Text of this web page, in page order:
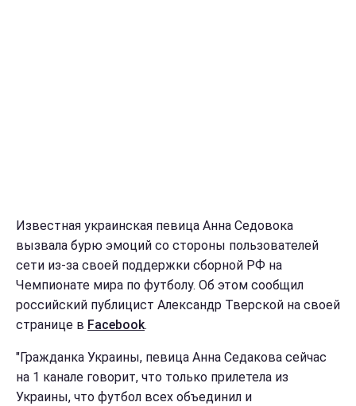
Известная украинская певица Анна Седовока
вызвала бурю эмоций со стороны пользователей
сети из-за своей поддержки сборной РФ на
Чемпионате мира по футболу. Об этом сообщил
российский публицист Александр Тверской на своей
странице в Facebook.
"Гражданка Украины, певица Анна Седакова сейчас
на 1 канале говорит, что только прилетела из
Украины, что футбол всех объединил и